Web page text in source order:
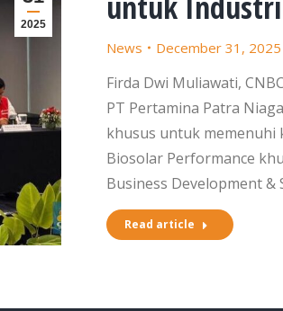
2025
News December 31, 2025
Firda Dwi Muliawati,
PT Pertamina Patra
khusus untuk
Biosolar Performance
Business Development
Read article